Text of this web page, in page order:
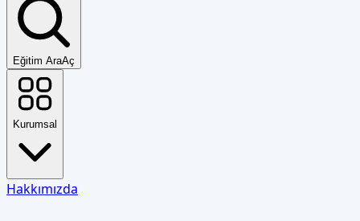
Eğitim AraAç
Kurumsal
Hakkımızda